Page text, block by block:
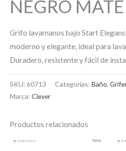
NEGRO MATE
Grifo lavamanos bajo Start
moderno y elegante, ideal para
Duradero, resistente y fácil de
SKU: 60713 Categorías: Baño,
Marca: Clever
Productos relacionados